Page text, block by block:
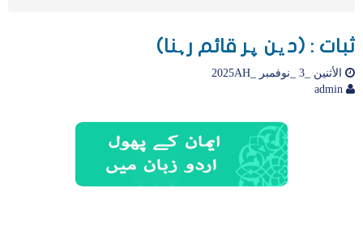
ثبات : (دین پر قائم رہنا)
الأثنين _3 _نوفمبر _2025AH